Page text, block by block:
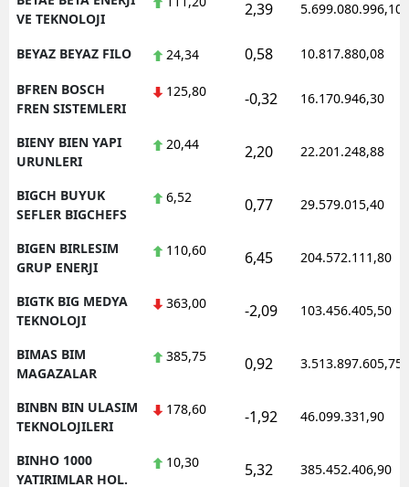
VE TEKNOLOJI
2,39 5.699.080.996,10
BEYAZ BEYAZ FILO 24,34 0,58 10.817.880,08
BFREN BOSCH
FREN SISTEMLERI
125,80 -0,32 16.170.946,30
BIENY BIEN YAPI
URUNLERI
20,44 2,20 22.201.248,88
BIGCH BUYUK
SEFLER BIGCHEFS
6,52 0,77 29.579.015,40
BIGEN BIRLESIM
GRUP ENERJI
110,60 6,45 204.572.111,80
BIGTK BIG MEDYA
TEKNOLOJI
363,00 -2,09 103.456.405,50
BIMAS BIM
MAGAZALAR
385,75 0,92 3.513.897.605,75
BINBN BIN ULASIM
TEKNOLOJILERI
178,60 -1,92 46.099.331,90
BINHO 1000
YATIRIMLAR HOL.
10,30 5,32 385.452.406,90